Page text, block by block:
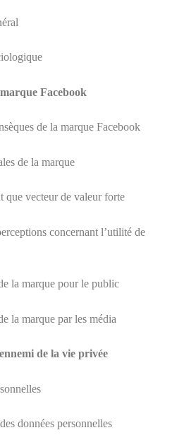
Facebook
de la marque Facebook
de la marque
que vecteur de valeur forte
concernant l’utilité de
la marque pour le public
la marque par les média
de la vie privée
données personnelles